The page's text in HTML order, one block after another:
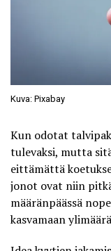
Kuva: Pixabay
Kun odotat
tulevaksi, mutta
eittämättä
jonot ovat niin
määränpäässä
kasvamaan